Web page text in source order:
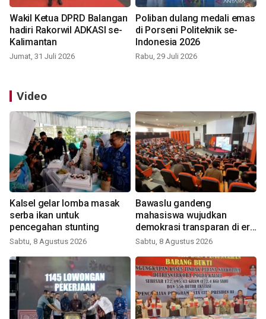
Wakil Ketua DPRD Balangan
hadiri Rakorwil ADKASI se-
Kalimantan
Jumat, 31 Juli 2026
Poliban dulang medali emas
di Porseni Politeknik se-
Indonesia 2026
Rabu, 29 Juli 2026
Video
Kalsel gelar lomba masak
serba ikan untuk
pencegahan stunting
Sabtu, 8 Agustus 2026
Bawaslu gandeng
mahasiswa wujudkan
demokrasi transparan di era
digital
Sabtu, 8 Agustus 2026